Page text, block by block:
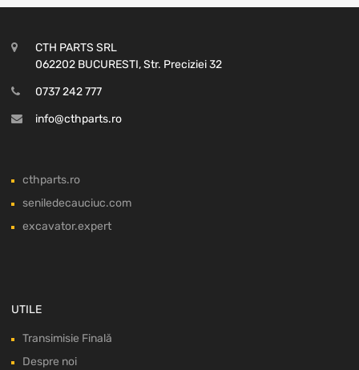
CTH PARTS SRL
062202 BUCURESTI, Str. Preciziei 32
0737 242 777
info@cthparts.ro
cthparts.ro
seniledecauciuc.com
excavator.expert
UTILE
Transimisie Finală
Despre noi